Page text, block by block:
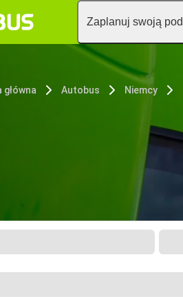
Zaplanuj swoją
Autobus Niemcy